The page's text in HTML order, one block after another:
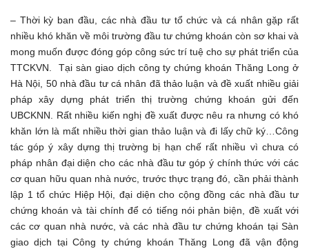
– Thời kỳ ban đầu, các nhà đầu tư tổ chức và cá nhân gặp rất
nhiều khó khăn về môi trường đầu tư chứng khoán còn sơ khai và
mong muốn được đóng góp công sức trí tuệ cho sự phát triển của
TTCKVN. Tại sàn giao dịch công ty chứng khoán Thăng Long ở
Hà Nội, 50 nhà đầu tư cá nhân đã thảo luận và đề xuất nhiều giải
pháp xây dựng phát triển thị trường chứng khoán gửi đến
UBCKNN. Rất nhiều kiến nghị đề xuất được nêu ra nhưng có khó
khăn lớn là mất nhiều thời gian thảo luận và đi lấy chữ ký…Công
tác góp ý xây dựng thị trường bị hạn chế rất nhiều vì chưa có
pháp nhân đại diện cho các nhà đầu tư góp ý chính thức với các
cơ quan hữu quan nhà nước, trước thực trạng đó, cần phải thành
lập 1 tổ chức Hiệp Hội, đại diện cho cộng đồng các nhà đầu tư
chứng khoán và tài chính để có tiếng nói phản biện, đề xuất với
các cơ quan nhà nước, và các nhà đầu tư chứng khoán tại Sàn
giao dịch tại Công ty chứng khoán Thăng Long đã vận động